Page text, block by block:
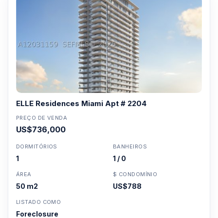
ELLE Residences Miami Apt # 2204
PREÇO DE VENDA
US$736,000
DORMITÓRIOS
1
BANHEIROS
1 / 0
ÁREA
50 m2
$ CONDOMÍNIO
US$788
LISTADO COMO
Foreclosure